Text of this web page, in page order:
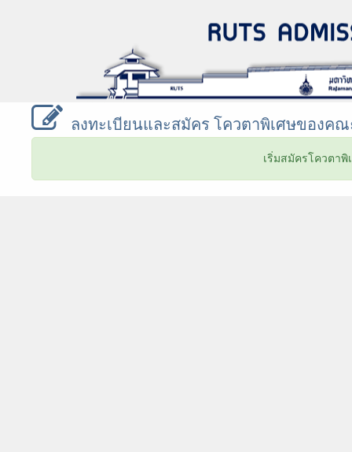
ลงทะเบียนและสมัคร โควตาพิเศษของค
เริ่มสมัครโควตาพิ